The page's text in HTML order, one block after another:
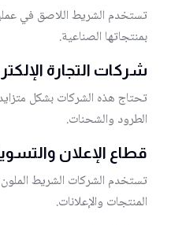
تستخدم الشريط اللاصق في
بمنتجاتها الصناعية.
شركات التجارة
تحتاج هذه الشركات بشكل
الطرود والشحنات.
قطاع الإعلان
تستخدم الشركات الشريط
المنتجات والإعلانات.